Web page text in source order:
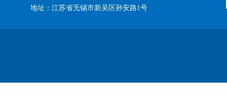
地址：江苏省无锡市新吴区孙安路1号